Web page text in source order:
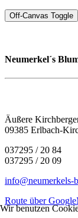
Off-Canvas Toggle
Neumerkel´s
Äußere
09385 Erlbach-
037295 / 20 84
037295 / 20 09
info@neumerkels-
Route über
Wir benutzen